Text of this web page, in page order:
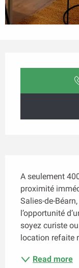
A seulement
proximité
Salies-de-
l’opportunité
soyez curiste
location refaite
Read more